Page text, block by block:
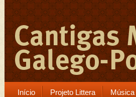
Início Projeto Littera Música